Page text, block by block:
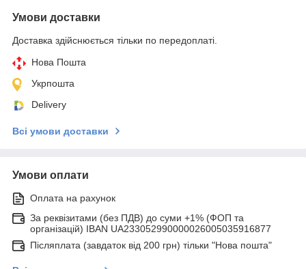
Умови доставки
Доставка здійснюється тільки по передоплаті.
Нова Пошта
Укрпошта
Delivery
Всі умови доставки
Умови оплати
Оплата на рахунок
За реквізитами (без ПДВ) до суми +1% (ФОП та
організацій) IBAN UA233052990000026005035916877
Післяплата (завдаток від 200 грн) тільки "Нова пошта"